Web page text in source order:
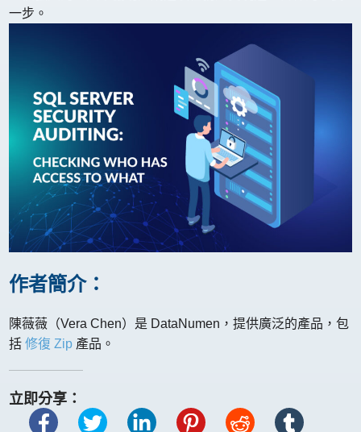
一步。
作者簡介：
陳薇薇（Vera Chen）是 DataNumen，提供廣泛的產品，包
括修復 Zip 產品。
立即分享：